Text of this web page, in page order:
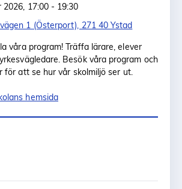
2026, 17:00 - 19:30
1 (Österport), 271 40 Ystad
våra program! Träffa lärare, elever
Besök våra program och
för att se hur vår skolmiljö ser ut.
hemsida